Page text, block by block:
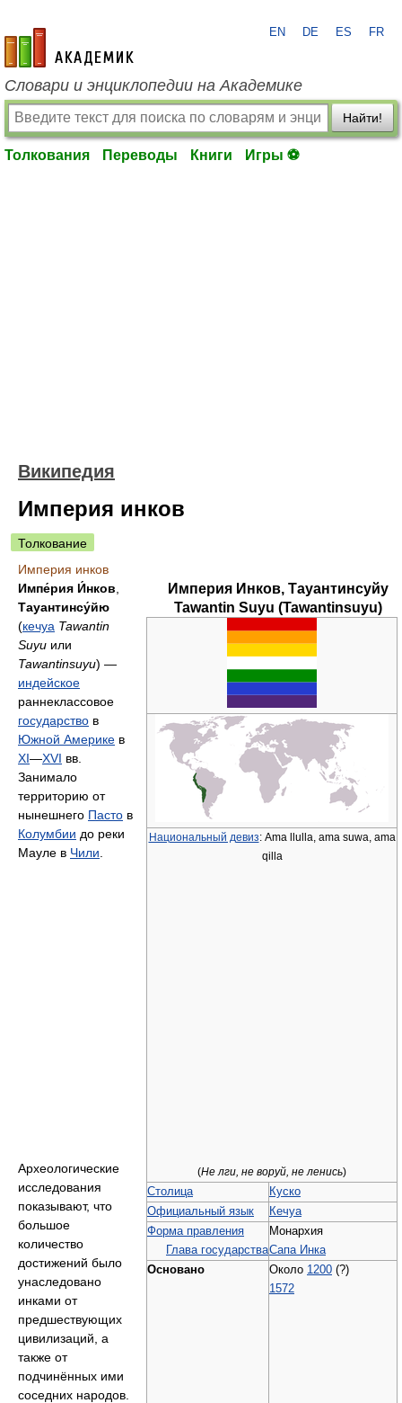
academic.ru
EN DE ES FR
Словари и энциклопедии на Академике
Найти!
Толкования Переводы Книги Игры ⚽
Википедия
Империя инков
Толкование
Империя инков
Империя Инков, Тауантинсуйу
Tawantin Suyu (Tawantinsuyu)
Национальный девиз: Ama llulla, ama suwa, ama
qilla
(Не лги, не воруй, не ленись)
Столица
Куско
Официальный язык
Кечуа
Форма правления
Глава государства
Монархия
Сапа Инка
Основано
Около 1200 (?)
1572
Импе́рия И́нков
Тауантинсу́йю
(кечуа Tawantin
Suyu или
Tawantinsuyu) —
индейское
раннеклассовое
государство в
Южной Америке в
XI—XVI вв.
Занимало
территорию от
нынешнего Пасто в
Колумбии до реки
Мауле в Чили
Археологические
исследования
показывают, что
большое
количество
достижений было
унаследовано
инками от
предшествующих
цивилизаций, а
также от
подчинённых ими
соседних народов.